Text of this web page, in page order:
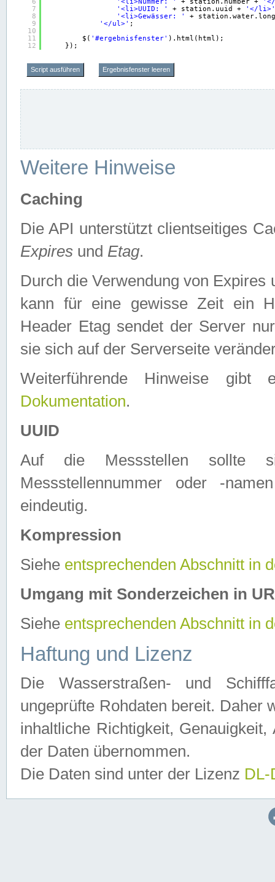
7
8
9
10
11
12
'<li>UUID: '
+ station.uuid +
'</li>'
'<li>Gewässer: '
+
'</ul>' ;
$( '#ergebnisfenster' ).html(html);
});
Script ausführen Ergebnisfenster leeren
Weitere Hinweise
Caching
Die API unterstützt clientseitiges
Expires und Etag.
Durch die Verwendung von
kann für eine gewisse Zeit ein
Header Etag sendet der Server
sie sich auf der Serverseite
Weiterführende Hinweise
Dokumentation.
UUID
Auf die Messstellen sollte
Messstellennummer oder -
eindeutig.
Kompression
Siehe entsprechenden Abschnitt in
Umgang mit Sonderzeichen in
Siehe entsprechenden Abschnitt in
Haftung und Lizenz
Die Wasserstraßen- und
ungeprüfte Rohdaten bereit. Daher
inhaltliche Richtigkeit,
der Daten übernommen.
Die Daten sind unter der Lizenz